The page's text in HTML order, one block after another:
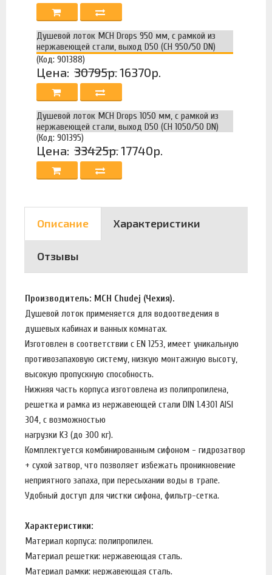
Душевой лоток MCH Drops 950 мм, с рамкой из
нержавеющей стали, выход D50 (CH 950/50 DN)
(Код: 901388)
Цена: 30795р.16370р.
Душевой лоток MCH Drops 1050 мм, с рамкой из
нержавеющей стали, выход D50 (CH 1050/50 DN)
(Код: 901395)
Цена: 33425р.17740р.
Описание Характеристики
Отзывы
Производитель: MCH Chudej (Чехия).
Душевой лоток применяется для водоотведения в
душевых кабинах и ванных комнатах.
Изготовлен в соответствии с EN 1253, имеет уникальную
противозапаховую систему, низкую монтажную высоту,
высокую пропускную способность.
Нижняя часть корпуса изготовлена из полипропилена,
решетка и рамка из нержавеющей стали DIN 1.4301 AISI
304, с возможностью
нагрузки K3 (до 300 кг).
Комплектуется комбинированным сифоном - гидрозатвор
+ сухой затвор, что позволяет избежать проникновение
неприятного запаха, при пересыхании воды в трапе.
Удобный доступ для чистки сифона, фильтр-сетка.
Характеристики:
Материал корпуса: полипропилен.
Материал решетки: нержавеющая сталь.
Материал рамки: нержавеющая сталь.